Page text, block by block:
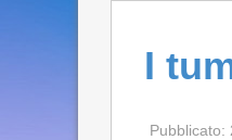
I
Pubblicato: